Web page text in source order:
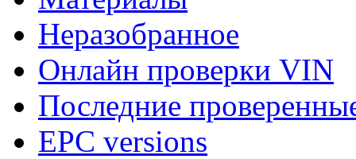
Неразобранное
Онлайн проверки VIN
Последние
EPC versions